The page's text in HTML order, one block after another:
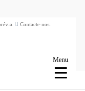
Contacte-nos.
Menu